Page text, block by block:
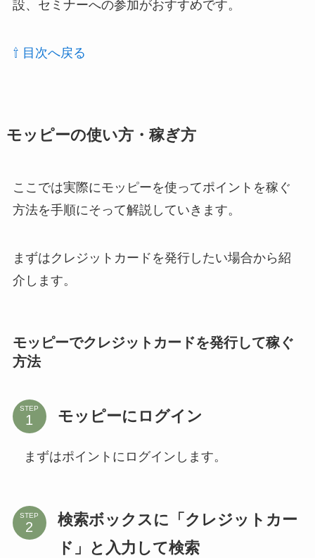
設、セミナーへの参加がおすすめです。
⇧ 目次へ戻る
モッピーの使い方・稼ぎ方
ここでは実際にモッピーを使ってポイントを稼ぐ
方法を手順にそって解説していきます。
まずはクレジットカードを発行したい場合から紹
介します。
モッピーでクレジットカードを発行して稼ぐ
方法
STEP モッピーにログイン
まずはポイントにログインします。
STEP
検索ボックスに「クレジットカー
ド」と入力して検索